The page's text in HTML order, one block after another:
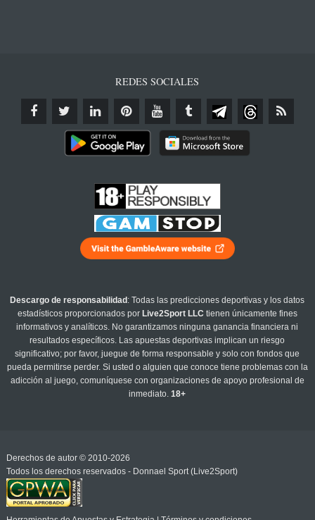
REDES SOCIALES
Descargo de responsabilidad : Todas las predicciones deportivas y los datos
estadísticos proporcionados por Live2Sport LLC tienen únicamente fines
informativos y analíticos. No garantizamos ninguna ganancia financiera ni
resultados específicos. Las apuestas deportivas implican un riesgo
significativo; por favor, juegue de forma responsable y solo con fondos que
pueda permitirse perder. Si usted o alguien que conoce tiene problemas con la
adicción al juego, comuníquese con organizaciones de apoyo profesional de
inmediato.18+
Derechos de autor © 2010-2026
Todos los derechos reservados - Donnael Sport (Live2Sport)